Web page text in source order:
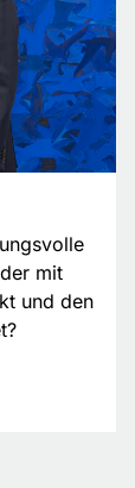
mit
und den